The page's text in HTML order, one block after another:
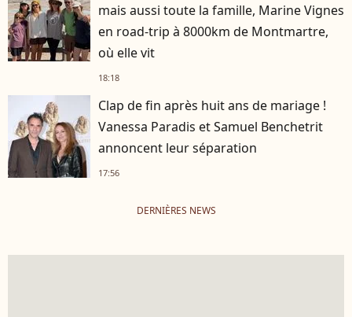
mais aussi toute la famille, Marine Vignes
en road-trip à 8000km de Montmartre,
où elle vit
18:18
Clap de fin après huit ans de mariage !
Vanessa Paradis et Samuel Benchetrit
annoncent leur séparation
17:56
DERNIÈRES NEWS